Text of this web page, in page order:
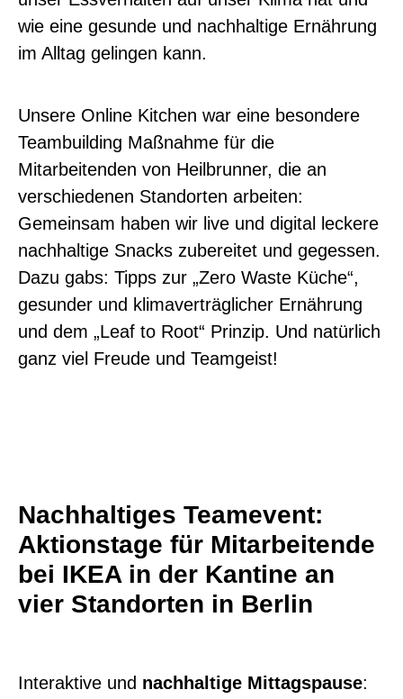
wie eine gesunde und nachhaltige Ernährung
im Alltag gelingen kann.
Unsere Online Kitchen war eine besondere
Teambuilding Maßnahme für die
Mitarbeitenden von Heilbrunner, die an
verschiedenen Standorten arbeiten:
Gemeinsam haben wir live und digital leckere
nachhaltige Snacks zubereitet und gegessen.
Dazu gabs: Tipps zur „Zero Waste Küche“,
gesunder und klimaverträglicher Ernährung
und dem „Leaf to Root“ Prinzip. Und natürlich
ganz viel Freude und Teamgeist!
Nachhaltiges Teamevent:
Aktionstage für Mitarbeitende
bei IKEA in der Kantine an
vier Standorten in Berlin
Interaktive und nachhaltige Mittagspause: